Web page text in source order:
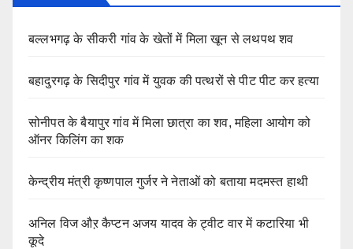
बल्लभगढ़ के सीकरी गांव के खेतों में मिला खून से लथपथ शव
बहादुरगढ़ के सिदीपुर गांव में युवक की पत्थरों से पीट पीट कर हत्या
सोनीपत के बैयापुर गांव में मिला छात्रा का शव, महिला आयोग को
ऑनर किलिंग का शक
केन्द्रीय मंत्री कृष्णपाल गुर्जर ने नेताओं को बताया मदमस्त हाथी
अनिल विज औऱ कैप्टन अजय यादव के ट्वीट वार में कटारिया भी
कूदे